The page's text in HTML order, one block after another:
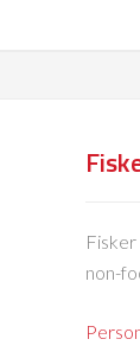
non-